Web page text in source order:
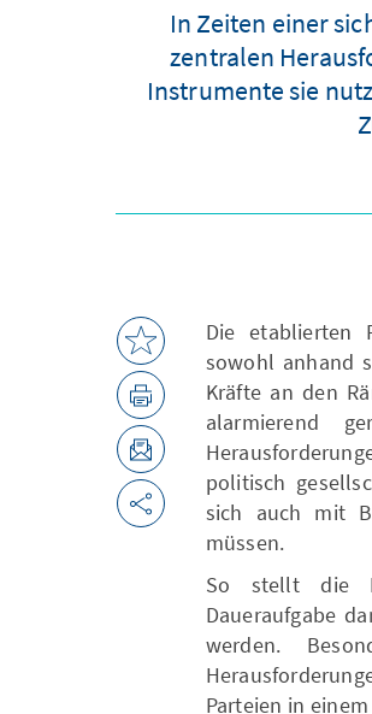
In Zeiten einer
zentralen
Instrumente sie
Die etablierten
sowohl anhand
Kräfte an den
alarmierend
politisch
sich auch mit
müssen.
So stellt die
Daueraufgabe
werden.
Parteien in